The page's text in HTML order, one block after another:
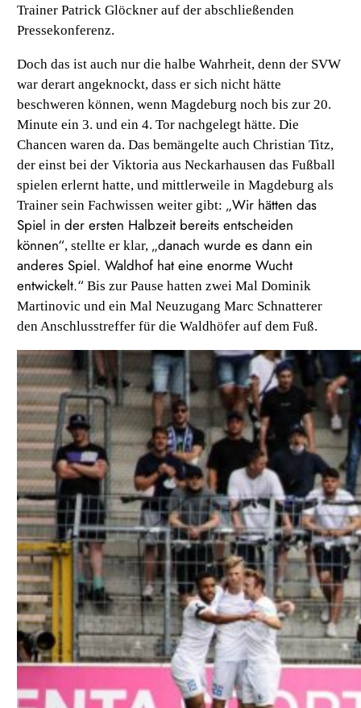
Trainer Patrick Glöckner auf der abschließenden
Pressekonferenz.
Doch das ist auch nur die halbe Wahrheit, denn der SVW
war derart angeknockt, dass er sich nicht hätte
beschweren können, wenn Magdeburg noch bis zur 20.
Minute ein 3. und ein 4. Tor nachgelegt hätte. Die
Chancen waren da. Das bemängelte auch Christian Titz,
der einst bei der Viktoria aus Neckarhausen das Fußball
spielen erlernt hatte, und mittlerweile in Magdeburg als
Trainer sein Fachwissen weiter gibt: „Wir hätten das
Spiel in der ersten Halbzeit bereits entscheiden
können“, stellte er klar, „danach wurde es dann ein
anderes Spiel. Waldhof hat eine enorme Wucht
entwickelt.“ Bis zur Pause hatten zwei Mal Dominik
Martinovic und ein Mal Neuzugang Marc Schnatterer
den Anschlusstreffer für die Waldhöfer auf dem Fuß.